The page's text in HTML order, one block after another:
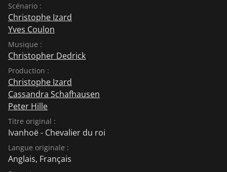
Scénario :
Christophe Izard
Yves Coulon
Musique :
Christopher Dedrick
Production :
Christophe Izard
Cassandra Schafhausen
Peter Hille
Titre original :
Ivanhoë - Chevalier du roi
Langue originale :
Anglais, Français